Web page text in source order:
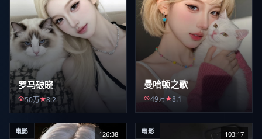
罗马破晓
50万 8.2
曼哈顿之歌
49万 8.1
电影 126:38 电影 103:17